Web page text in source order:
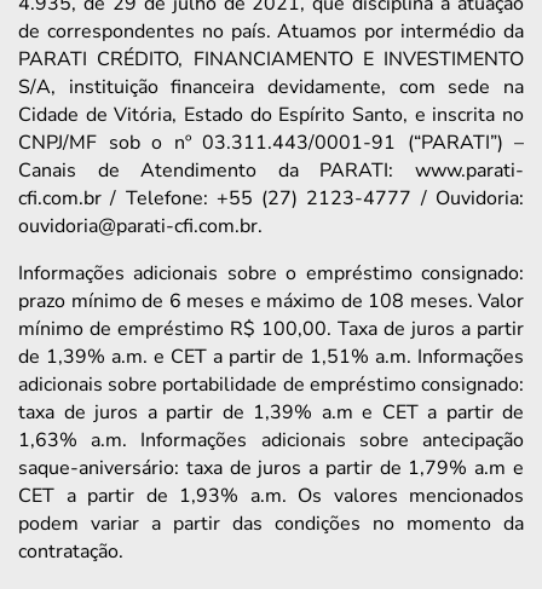
de correspondentes no país. Atuamos por intermédio da
PARATI CRÉDITO, FINANCIAMENTO E INVESTIMENTO
S/A, instituição financeira devidamente, com sede na
Cidade de Vitória, Estado do Espírito Santo, e inscrita no
CNPJ/MF sob o nº 03.311.443/0001-91 (“PARATI”) –
Canais de Atendimento da PARATI: www.parati-
cfi.com.br / Telefone: +55 (27) 2123-4777 / Ouvidoria:
ouvidoria@parati-cfi.com.br.
Informações adicionais sobre o empréstimo consignado:
prazo mínimo de 6 meses e máximo de 108 meses. Valor
mínimo de empréstimo R$ 100,00. Taxa de juros a partir
de 1,39% a.m. e CET a partir de 1,51% a.m. Informações
adicionais sobre portabilidade de empréstimo consignado:
taxa de juros a partir de 1,39% a.m e CET a partir de
1,63% a.m. Informações adicionais sobre antecipação
saque-aniversário: taxa de juros a partir de 1,79% a.m e
CET a partir de 1,93% a.m. Os valores mencionados
podem variar a partir das condições no momento da
contratação.